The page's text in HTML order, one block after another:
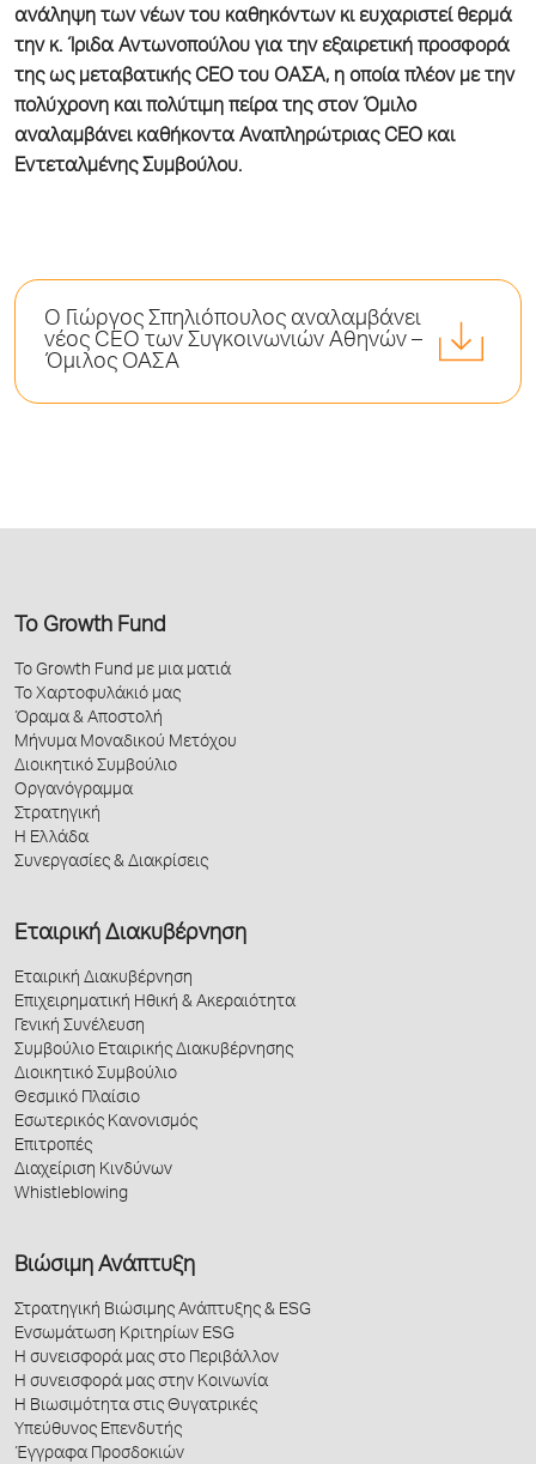
ανάληψη των νέων του καθηκόντων κι ευχαριστεί θερμά
την κ. Ίριδα Αντωνοπούλου για την εξαιρετική προσφορά
της ως μεταβατικής CEO του ΟΑΣΑ, η οποία πλέον με την
πολύχρονη και πολύτιμη πείρα της στον Όμιλο
αναλαμβάνει καθήκοντα Αναπληρώτριας CEO και
Εντεταλμένης Συμβούλου.
Ο Γιώργος Σπηλιόπουλος αναλαμβάνει
νέος CEO των Συγκοινωνιών Αθηνών –
Όμιλος ΟΑΣΑ
Το Growth Fund
Το Growth Fund με μια ματιά
Το Χαρτοφυλάκιό μας
Όραμα & Αποστολή
Μήνυμα Μοναδικού Μετόχου
Διοικητικό Συμβούλιο
Οργανόγραμμα
Στρατηγική
Η Ελλάδα
Συνεργασίες & Διακρίσεις
Εταιρική Διακυβέρνηση
Εταιρική Διακυβέρνηση
Επιχειρηματική Ηθική & Ακεραιότητα
Γενική Συνέλευση
Συμβούλιο Εταιρικής Διακυβέρνησης
Διοικητικό Συμβούλιο
Θεσμικό Πλαίσιο
Εσωτερικός Κανονισμός
Επιτροπές
Διαχείριση Κινδύνων
Whistleblowing
Βιώσιμη Ανάπτυξη
Στρατηγική Βιώσιμης Ανάπτυξης & ESG
Ενσωμάτωση Κριτηρίων ESG
Η συνεισφορά μας στο Περιβάλλον
Η συνεισφορά μας στην Κοινωνία
Η Βιωσιμότητα στις Θυγατρικές
Υπεύθυνος Επενδυτής
Έγγραφα Προσδοκιών